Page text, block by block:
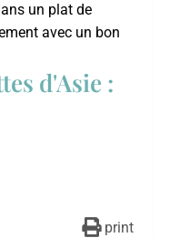
un plat de
avec un bon
d'Asie :
print